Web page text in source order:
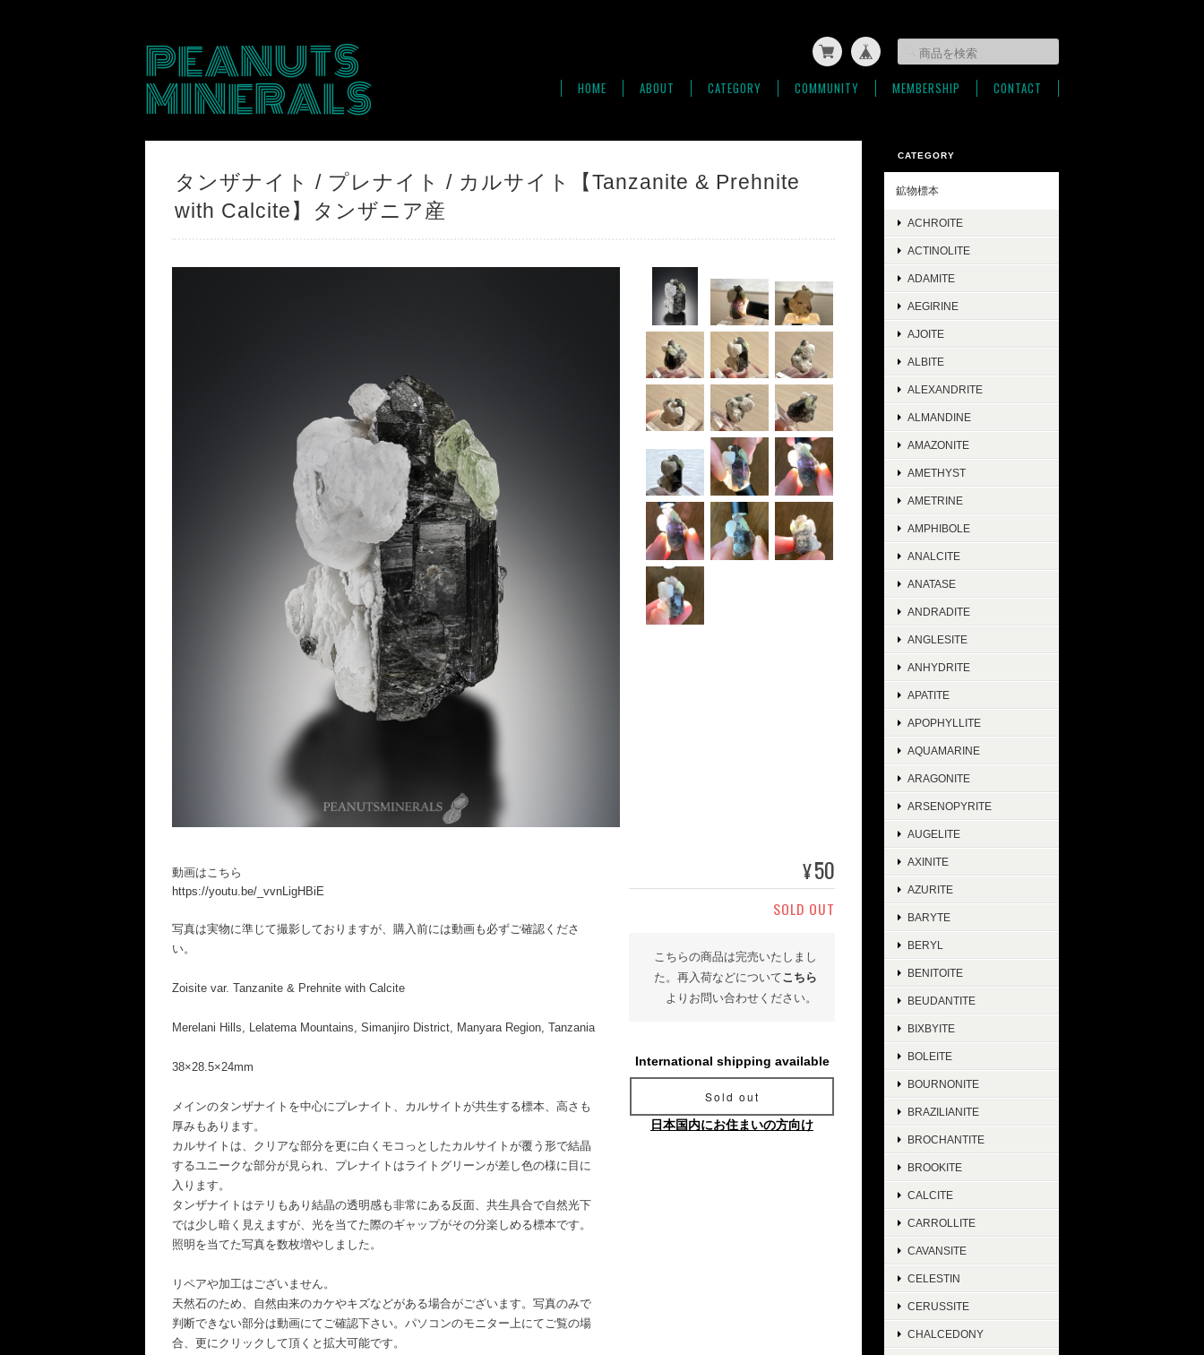
PEANUTS
MINERALS HOME ABOUT CATEGORY COMMUNITY MEMBERSHIP CONTACT
タンザナイト / プレナイト / カルサイト【Tanzanite & Prehnite
with Calcite】タンザニア産
動画はこちら
https://youtu.be/_vvnLigHBiE
写真は実物に準じて撮影しておりますが、購入前には動画も必ずご確認くださ
い。
Zoisite var. Tanzanite & Prehnite with Calcite
Merelani Hills, Lelatema Mountains, Simanjiro District, Manyara Region, Tanzania
38×28.5×24mm
メインのタンザナイトを中心にプレナイト、カルサイトが共生する標本、高さも
厚みもあります。
カルサイトは、クリアな部分を更に白くモコっとしたカルサイトが覆う形で結晶
するユニークな部分が見られ、プレナイトはライトグリーンが差し色の様に目に
入ります。
タンザナイトはテリもあり結晶の透明感も非常にある反面、共生具合で自然光下
では少し暗く見えますが、光を当てた際のギャップがその分楽しめる標本です。
照明を当てた写真を数枚増やしました。
リペアや加工はございません。
天然石のため、自然由来のカケやキズなどがある場合がございます。写真のみで
判断できない部分は動画にてご確認下さい。パソコンのモニター上にてご覧の場
合、更にクリックして頂くと拡大可能です。
¥50
SOLD OUT
こちらの商品は完売いたしまし
た。再入荷などについてこちら
よりお問い合わせください。
International shipping available
Sold out
日本国内にお住まいの方向け
CATEGORY
鉱物標本
ACHROITE
ACTINOLITE
ADAMITE
AEGIRINE
AJOITE
ALBITE
ALEXANDRITE
ALMANDINE
AMAZONITE
AMETHYST
AMETRINE
AMPHIBOLE
ANALCITE
ANATASE
ANDRADITE
ANGLESITE
ANHYDRITE
APATITE
APOPHYLLITE
AQUAMARINE
ARAGONITE
ARSENOPYRITE
AUGELITE
AXINITE
AZURITE
BARYTE
BERYL
BENITOITE
BEUDANTITE
BIXBYITE
BOLEITE
BOURNONITE
BRAZILIANITE
BROCHANTITE
BROOKITE
CALCITE
CARROLLITE
CAVANSITE
CELESTIN
CERUSSITE
CHALCEDONY